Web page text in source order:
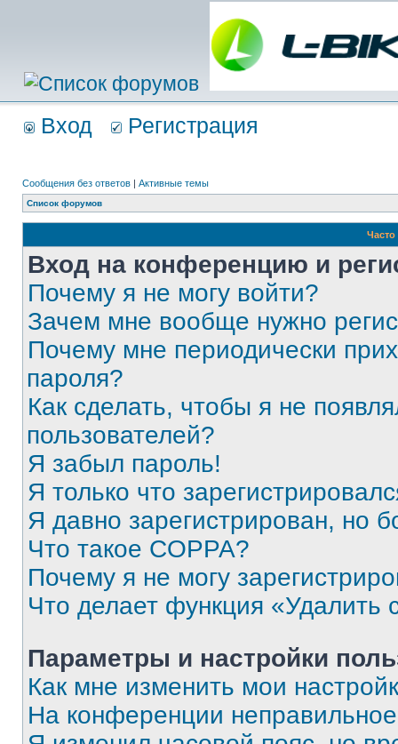
Вход Регистрация
Сообщения без ответов | Активные темы
Список форумов
Вход на конференцию и
Почему я не могу войти?
Зачем мне вообще нужно
Почему мне периодически
пароля?
Как сделать, чтобы я не
пользователей?
Я забыл пароль!
Я только что
Я давно зарегистрирован, но
Что такое COPPA?
Почему я не могу
Что делает функция «Удалить
Параметры и настройки
Как мне изменить мои
На конференции